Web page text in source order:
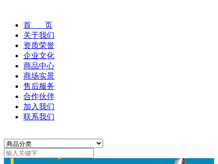
首 页
关于我们
资质荣誉
企业文化
商品中心
商场实景
售后服务
合作伙伴
加入我们
联系我们